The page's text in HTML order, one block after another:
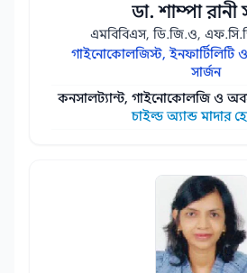
ডা. শাম্পা রানী
এমবিবিএস, ডি.জি.ও,
গাইনোকোলজিস্ট, ইনফার্টিলিটি
সার্জন
কনসালট্যান্ট, গাইনোকোলজি ও
চাইল্ড অ্যান্ড মাদার